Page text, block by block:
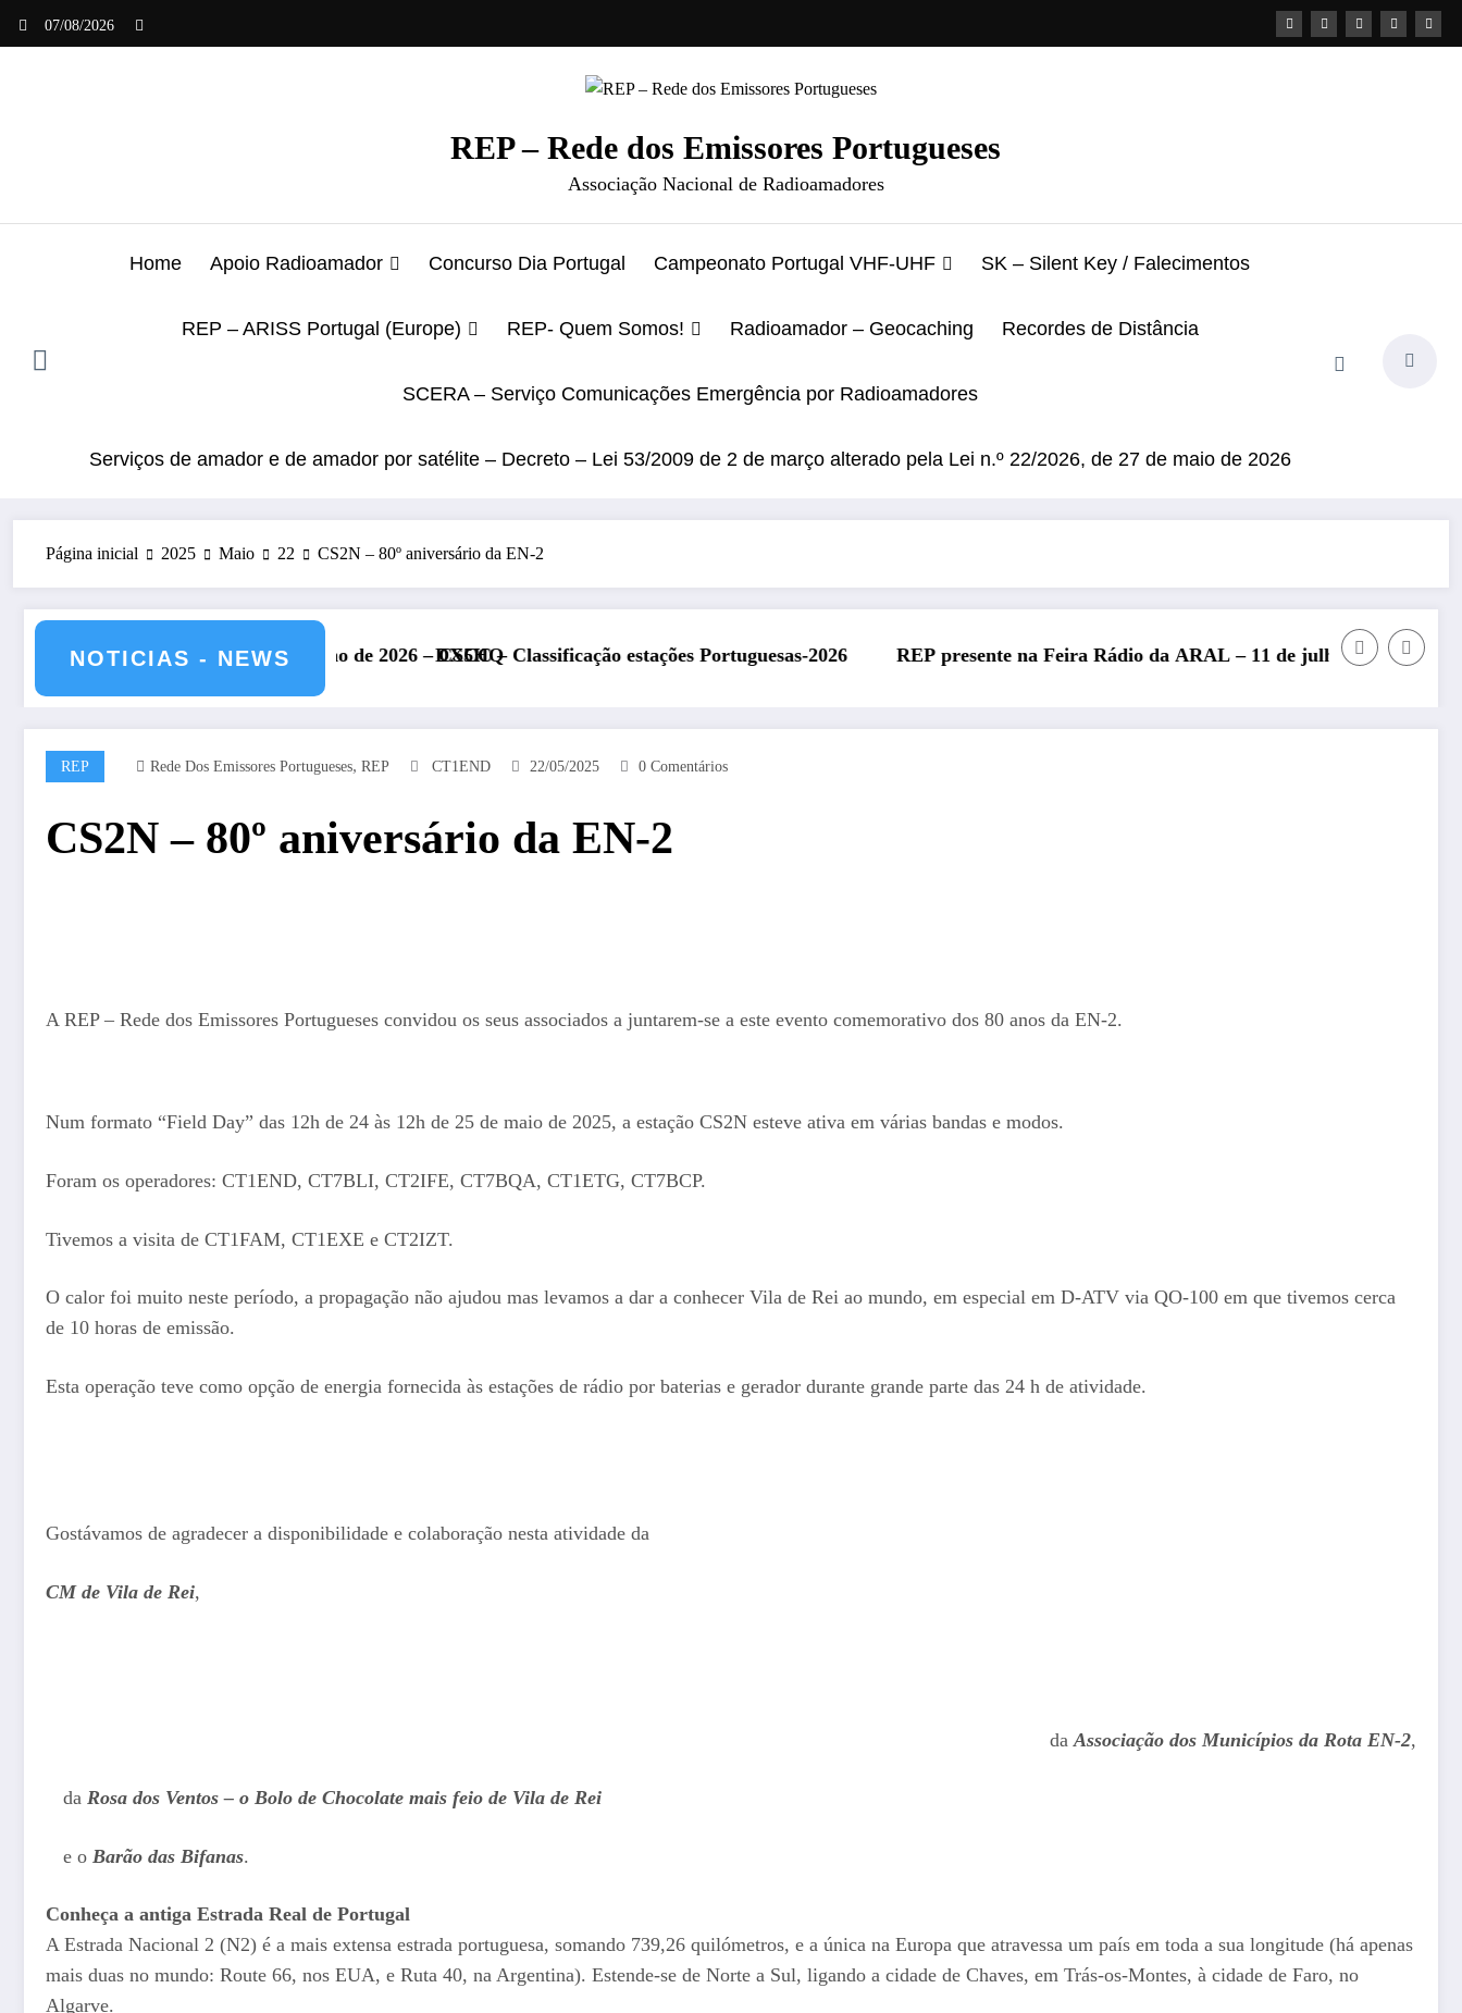
07/08/2026
REP – Rede dos Emissores Portugueses
Associação Nacional de Radioamadores
Home Apoio Radioamador Concurso Dia Portugal Campeonato Portugal VHF-UHF SK – Silent Key / Falecimentos
REP – ARISS Portugal (Europe) REP- Quem Somos! Radioamador – Geocaching Recordes de Distância
SCERA – Serviço Comunicações Emergência por Radioamadores
Serviços de amador e de amador por satélite – Decreto – Lei 53/2009 de 2 de março alterado pela Lei n.º 22/2026, de 27 de maio de 2026
Página inicial 2025 Maio 22 CS2N – 80º aniversário da EN-2
NOTICIAS - NEWS
de 2026 – CS5HQDXCC – Classificação estações Portuguesas-2026 REP presente na Feira Rádio da ARAL – 11 de julho de 2026REP presente no Encontro Nacional de
REP Rede Dos Emissores Portugueses, REP CT1END 22/05/2025 0 Comentários
CS2N – 80º aniversário da EN-2
A REP – Rede dos Emissores Portugueses convidou os seus associados a juntarem-se a este evento comemorativo dos 80 anos da EN-2.
Num formato “Field Day” das 12h de 24 às 12h de 25 de maio de 2025, a estação CS2N esteve ativa em várias bandas e modos.
Foram os operadores: CT1END, CT7BLI, CT2IFE, CT7BQA, CT1ETG, CT7BCP.
Tivemos a visita de CT1FAM, CT1EXE e CT2IZT.
O calor foi muito neste período, a propagação não ajudou mas levamos a dar a conhecer Vila de Rei ao mundo, em especial em D-ATV via QO-100 em que tivemos cerca
de 10 horas de emissão.
Esta operação teve como opção de energia fornecida às estações de rádio por baterias e gerador durante grande parte das 24 h de atividade.
Gostávamos de agradecer a disponibilidade e colaboração nesta atividade da
CM de Vila de Rei,
da Associação dos Municípios da Rota EN-2,
da Rosa dos Ventos – o Bolo de Chocolate mais feio de Vila de Rei
e o Barão das Bifanas.
Conheça a antiga Estrada Real de Portugal
A Estrada Nacional 2 (N2) é a mais extensa estrada portuguesa, somando 739,26 quilómetros, e a única na Europa que atravessa um país em toda a sua longitude (há apenas
mais duas no mundo: Route 66, nos EUA, e Ruta 40, na Argentina). Estende-se de Norte a Sul, ligando a cidade de Chaves, em Trás-os-Montes, à cidade de Faro, no
Algarve.